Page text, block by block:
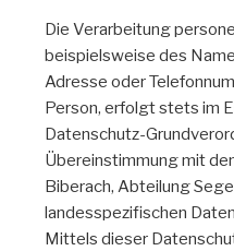
Die Verarbeitung
beispielsweise des
Adresse oder
Person, erfolgt stets im
Datenschutz-
Übereinstimmung mit
Biberach, Abteilung
landesspezifischen
Mittels dieser